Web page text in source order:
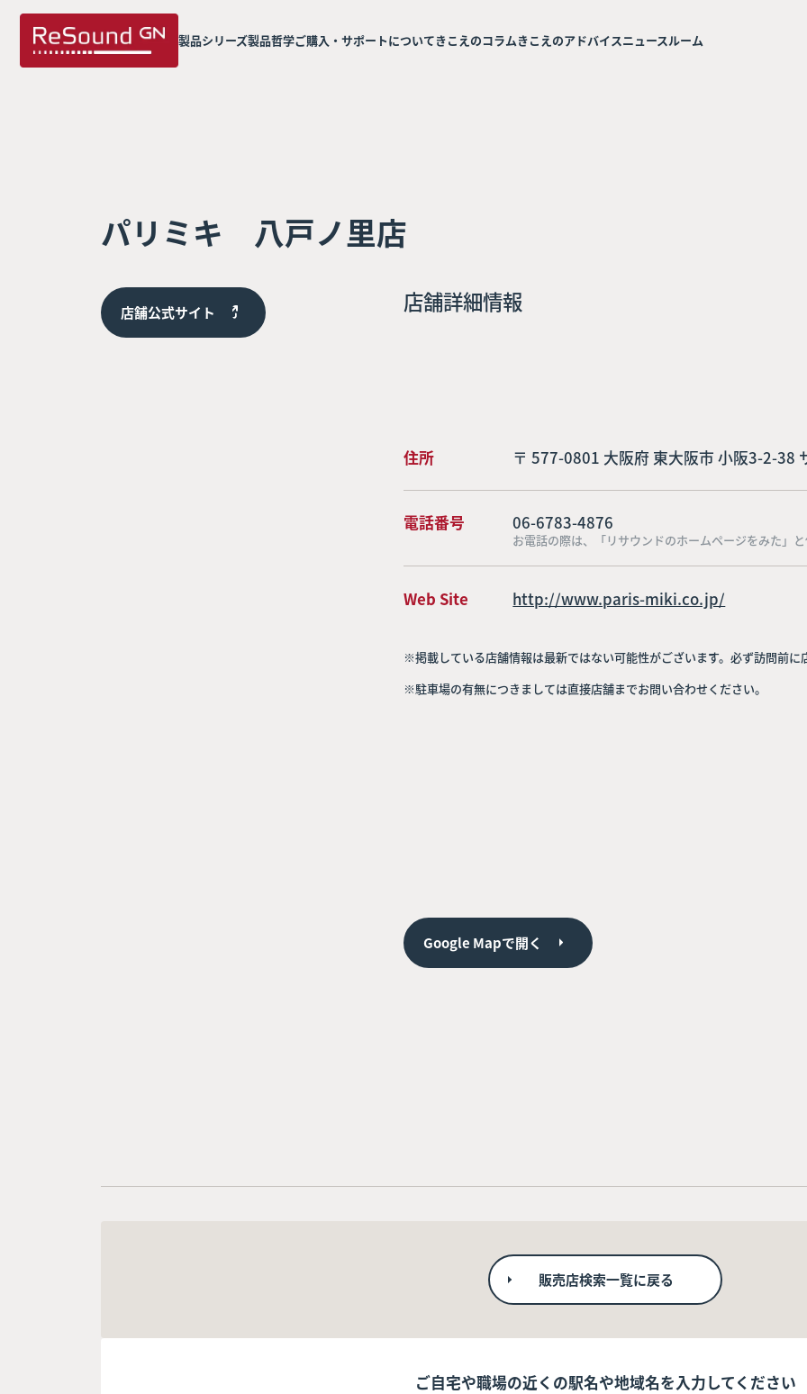
製品シリーズ製品哲学ご購入・サポートについてきこえのコラムきこえのアドバイスニュースルーム
パリミキ 八戸ノ里店
店舗公式サイト 店舗詳細情報
住所 〒 577-0801 大阪府 東大阪市 小阪3-2-38
電話番号 06-6783-4876
お電話の際は、「リサウンドのホームページをみた」
Web Site http://www.paris-miki.co.jp/
※掲載している店舗情報は最新ではない可能性がございます。必ず訪問前に
※駐車場の有無につきましては直接店舗までお問い合わせください。
Google Mapで開く
販売店検索一覧に戻る
ご自宅や職場の近くの駅名や地域名を入力してください